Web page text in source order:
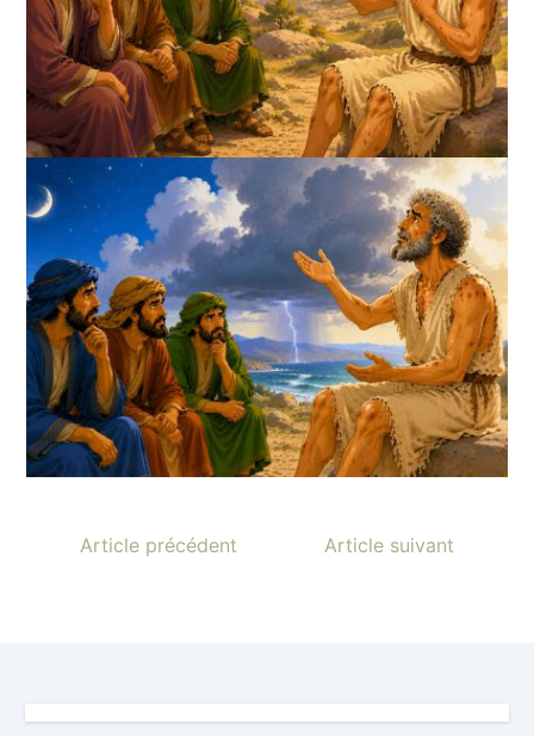
Article précédent Article suivant